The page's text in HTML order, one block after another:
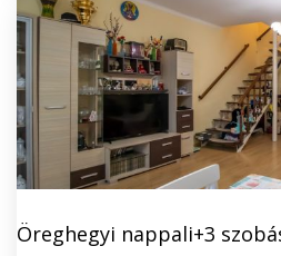
Öreghegyi nappali+3